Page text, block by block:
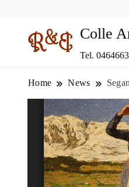
Colle
Tel.
Home News